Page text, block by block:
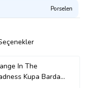
Porselen
In The
Kupa Bardak